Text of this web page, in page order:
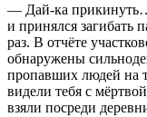
— Дай-ка
и принялся
раз. В отчёте
обнаружены
пропавших людей на
видели тебя с
взяли посреди